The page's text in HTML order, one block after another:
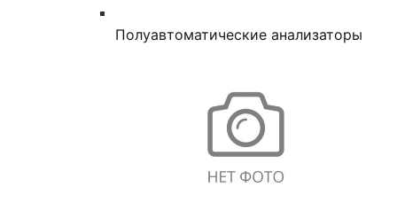
Полуавтоматические анализаторы